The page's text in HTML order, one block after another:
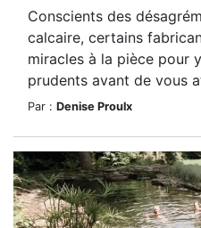
Conscients des
calcaire, certains
miracles à la pièce pour
prudents avant de vous
Par : Denise Proulx